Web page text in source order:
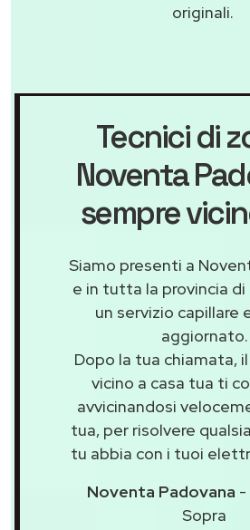
originali.
Tecnici di
Noventa
sempre
Siamo presenti a
e in tutta la provincia di
un servizio capillare
aggiornato.
Dopo la tua chiamata,
vicino a casa tua ti
avvicinandosi
tua, per risolvere
tu abbia con i tuoi
Noventa Padovana -
Sopra